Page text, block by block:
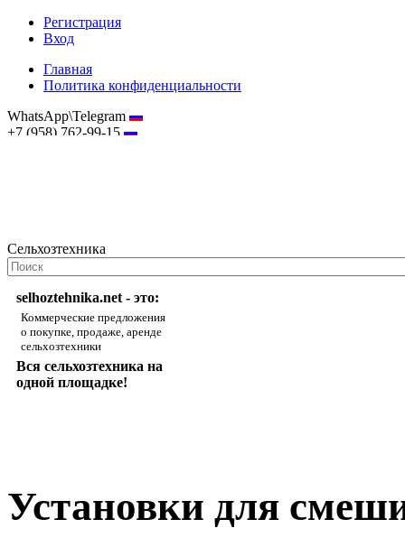
Регистрация
Вход
Главная
Политика конфиденциальности
WhatsApp\Telegram
+7 (958) 762-99-15
Сельхозтехника
selhoztehnika.net - это:
Коммерческие предложения
о покупке, продаже, аренде
сельхозтехники
Вся сельхозтехника на
одной площадке!
Установки для